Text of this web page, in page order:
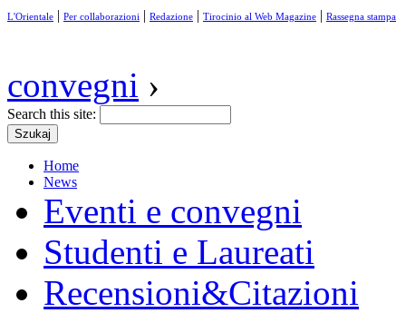
L'Orientale | Per collaborazioni | Redazione | Tirocinio al Web Magazine | Rassegna stampa
convegni ›
Search this site:
Home
News
Eventi e convegni
Studenti e Laureati
Recensioni&Citazioni